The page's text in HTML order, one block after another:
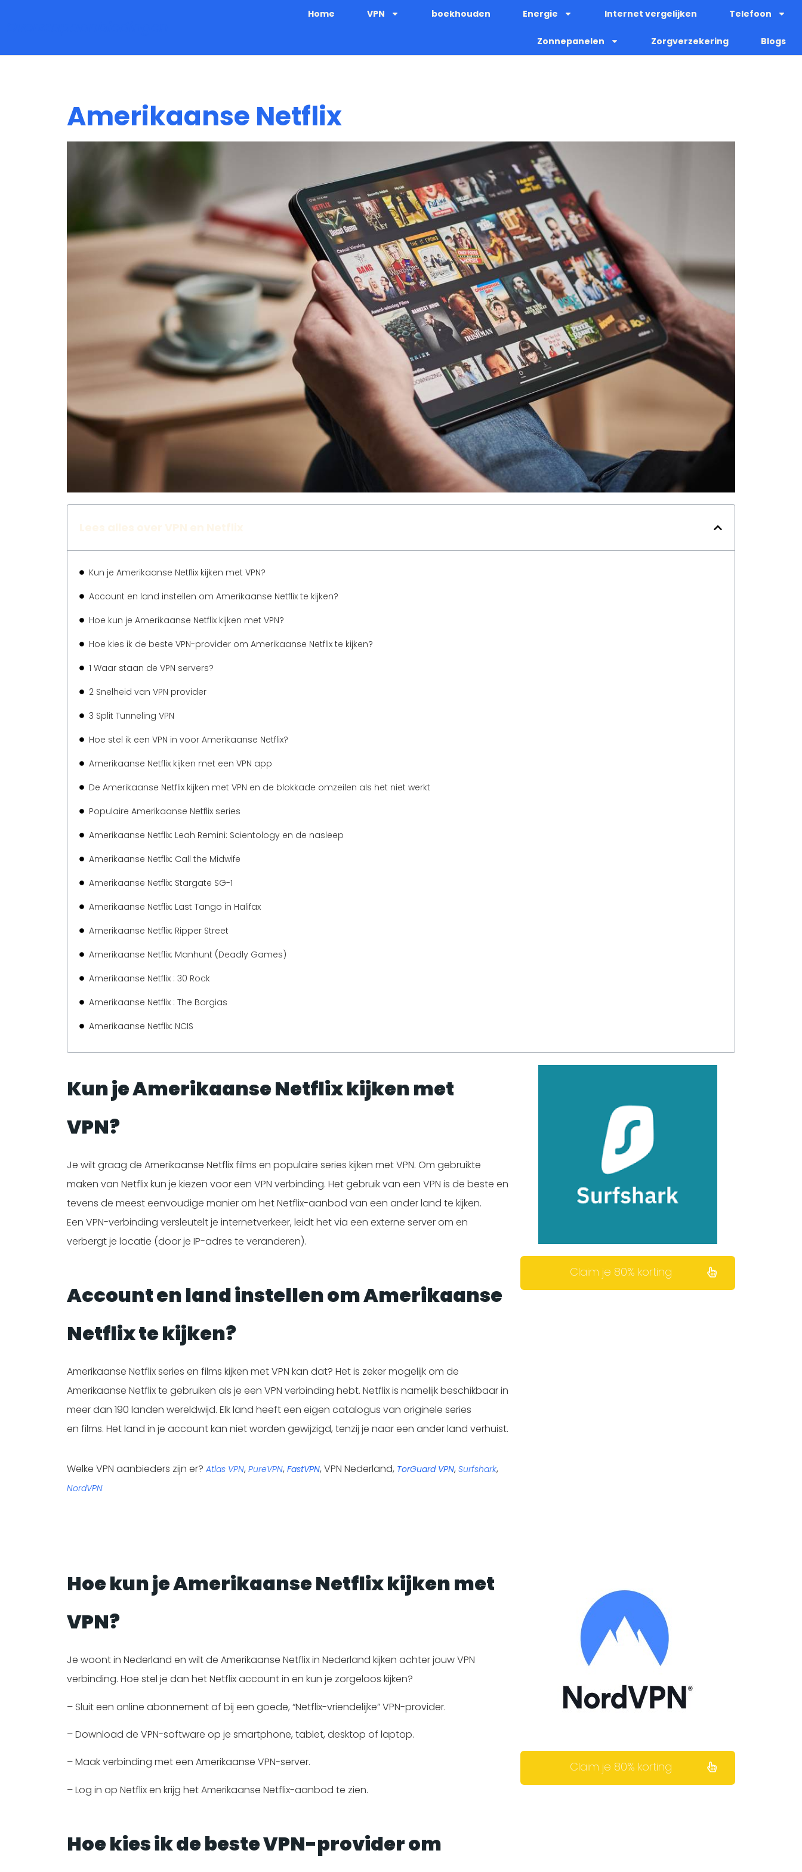
Home VPN boekhouden Energie Internet vergelijken Telefoon
Zonnepanelen Zorgverzekering Blogs
Amerikaanse Netflix
Kun je Amerikaanse Netflix kijken met VPN?
Account en land instellen om Amerikaanse Netflix te kijken?
Hoe kun je Amerikaanse Netflix kijken met VPN?
Hoe kies ik de beste VPN-provider om Amerikaanse Netflix te kijken?
1 Waar staan de VPN servers?
2 Snelheid van VPN provider
3 Split Tunneling VPN
Hoe stel ik een VPN in voor Amerikaanse Netflix?
Amerikaanse Netflix kijken met een VPN app
De Amerikaanse Netflix kijken met VPN en de blokkade omzeilen als het niet werkt
Populaire Amerikaanse Netflix series
Amerikaanse Netflix: Leah Remini: Scientology en de nasleep
Amerikaanse Netflix: Call the Midwife
Amerikaanse Netflix: Stargate SG-1
Amerikaanse Netflix: Last Tango in Halifax
Amerikaanse Netflix: Ripper Street
Amerikaanse Netflix: Manhunt (Deadly Games)
Amerikaanse Netflix : 30 Rock
Amerikaanse Netflix : The Borgias
Amerikaanse Netflix: NCIS
Kun jeAmerikaanseNetflix kijken met
VPN?
Je wilt graag de Amerikaanse Netflix films en populaire series kijken met VPN. Om gebruikte
maken van Netflix kun je kiezen voor een VPN verbinding. Het gebruik van een VPN is de beste en
tevens de meest eenvoudige manier om het Netflix-aanbod van een ander land te kijken.
Een VPN-verbinding versleutelt je internetverkeer, leidt het via een externe server om en
verbergt je locatie (door je IP-adres te veranderen).
Account en land instellen om Amerikaanse
Netflix te kijken?
Amerikaanse Netflix series en films kijken met VPN kan dat? Het is zeker mogelijk om de
Amerikaanse Netflix te gebruiken als je een VPN verbinding hebt. Netflix is namelijk beschikbaar in
meer dan 190 landen wereldwijd. Elk land heeft een eigen catalogus van originele series
en films. Het land in je account kan niet worden gewijzigd, tenzij je naar een ander land verhuist.
Welke VPN aanbieders zijn er? Atlas VPN, PureVPN, FastVPN, VPN Nederland, TorGuard VPN, Surfshark,
NordVPN
Claim je 80% korting
Hoe kun je Amerikaanse Netflix kijken met
VPN?
Je woont in Nederland en wilt de Amerikaanse Netflix in Nederland kijken achter jouw VPN
verbinding. Hoe stel je dan het Netflix account in en kun je zorgeloos kijken?
– Sluit een online abonnement af bij een goede, “Netflix-vriendelijke” VPN-provider.
– Download de VPN-software op je smartphone, tablet, desktop of laptop.
– Maak verbinding met een Amerikaanse VPN-server.
– Log in op Netflix en krijg het Amerikaanse Netflix-aanbod te zien.
Hoe kies ik de beste VPN-provider om
Claim je 80% korting